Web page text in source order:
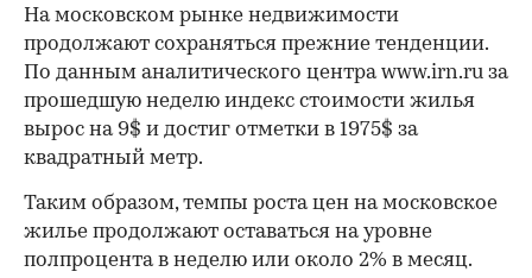
На московском рынке недвижимости
продолжают сохраняться прежние тенденции.
По данным аналитического центра www.irn.ru за
прошедшую неделю индекс стоимости жилья
вырос на 9$ и достиг отметки в 1975$ за
квадратный метр.
Таким образом, темпы роста цен на московское
жилье продолжают оставаться на уровне
полпроцента в неделю или около 2% в месяц.